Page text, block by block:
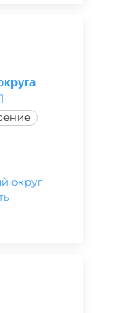
округ